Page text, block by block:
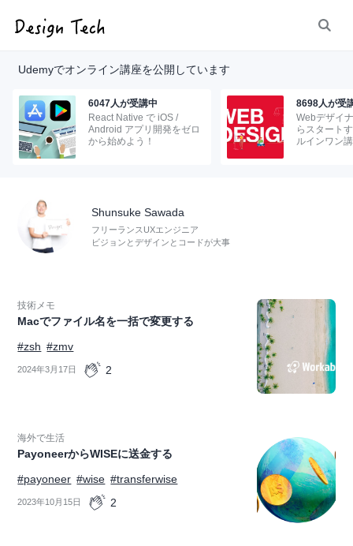
Udemyでオンライン講座を公開しています
6047人が受講中
React Native で iOS /
Android アプリ開発をゼロ
から始めよう！
8698人が受
Webデザイ
らスタート
ルインワン
技術メモ
Macでファイル名を一括で変更する
#zsh #zmv
2024年3月17日 2
海外で生活
PayoneerからWISEに送金する
#payoneer #wise #transferwise
2023年10月15日 2
Shunsuke Sawada
フリーランスUXエンジニア
ビジョンとデザインとコードが大事